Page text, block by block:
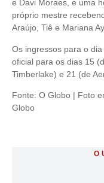
e Davi Moraes, e uma
próprio mestre
Araújo, Tiê e Mariana
Os ingressos para o
oficial para os dias 15
Timberlake) e 21 (de
Fonte: O Globo | Foto
Globo